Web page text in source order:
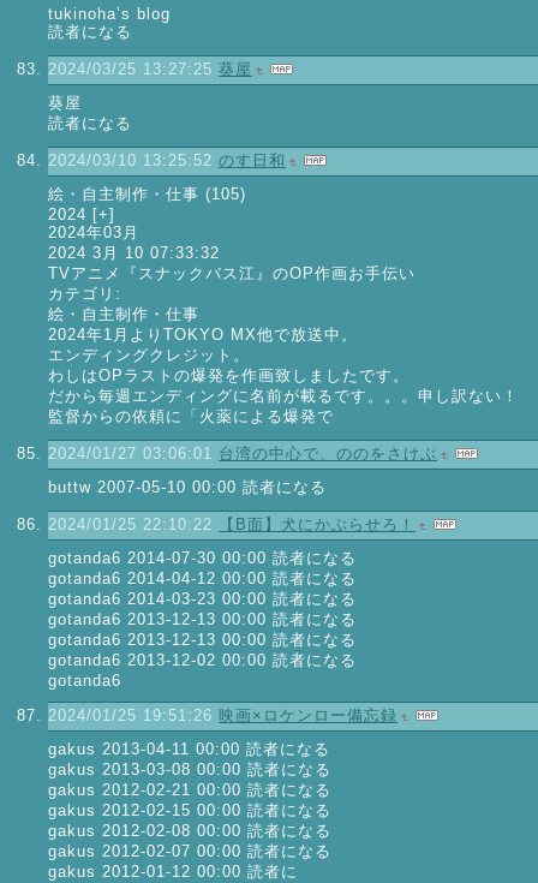
tukinoha’s blog
読者になる
2024/03/25 13:27:25 葵屋
葵屋
読者になる
2024/03/10 13:25:52 のす日和
絵・自主制作・仕事 (105)
2024 [+]
2024年03月
2024 3月 10 07:33:32
TVアニメ『スナックバス江』のOP作画お手伝い
カテゴリ:
絵・自主制作・仕事
2024年1月よりTOKYO MX他で放送中。
エンディングクレジット。
わしはOPラストの爆発を作画致しましたです。
だから毎週エンディングに名前が載るです。。。申し訳ない！
監督からの依頼に「火薬による爆発で
2024/01/27 03:06:01 台湾の中心で、ののをさけぶ
buttw 2007-05-10 00:00 読者になる
2024/01/25 22:10:22
【B面】犬にかぶらせろ！
gotanda6 2014-07-30 00:00 読者になる
gotanda6 2014-04-12 00:00 読者になる
gotanda6 2014-03-23 00:00 読者になる
gotanda6 2013-12-13 00:00 読者になる
gotanda6 2013-12-13 00:00 読者になる
gotanda6 2013-12-02 00:00 読者になる
gotanda6
2024/01/25 19:51:26 映画×ロケンロー備忘録
gakus 2013-04-11 00:00 読者になる
gakus 2013-03-08 00:00 読者になる
gakus 2012-02-21 00:00 読者になる
gakus 2012-02-15 00:00 読者になる
gakus 2012-02-08 00:00 読者になる
gakus 2012-02-07 00:00 読者になる
gakus 2012-01-12 00:00 読者に